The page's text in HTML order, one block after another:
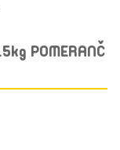
POMERANČ